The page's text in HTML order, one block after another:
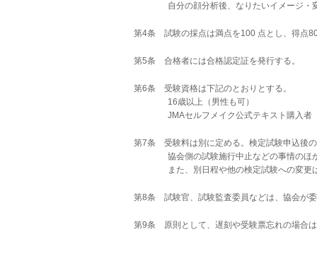
自分の顔分析後、なりたいイメージ・変え
第4条 試験の採点は満点を100 点とし、得点
第5条 合格者には合格認定証を発行する。
第6条 受験資格は下記のとおりとする。
16歳以上（男性も可）
JMAセルフメイク公式テキスト購入者
第7条 受験料は別に定める。検定試験申込後
協会側の試験施行中止などの事情のほか
また、別日程や他の検定試験への変更は
第8条 試験官、試験監査委員などは、協会が
第9条 原則として、遅刻や受験票忘れの場合